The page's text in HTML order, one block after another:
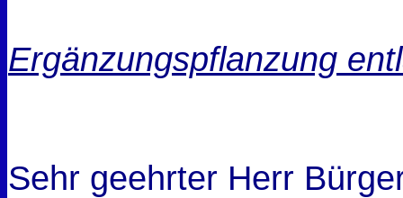
Ergänzungspflanzung
Sehr geehrter Herr